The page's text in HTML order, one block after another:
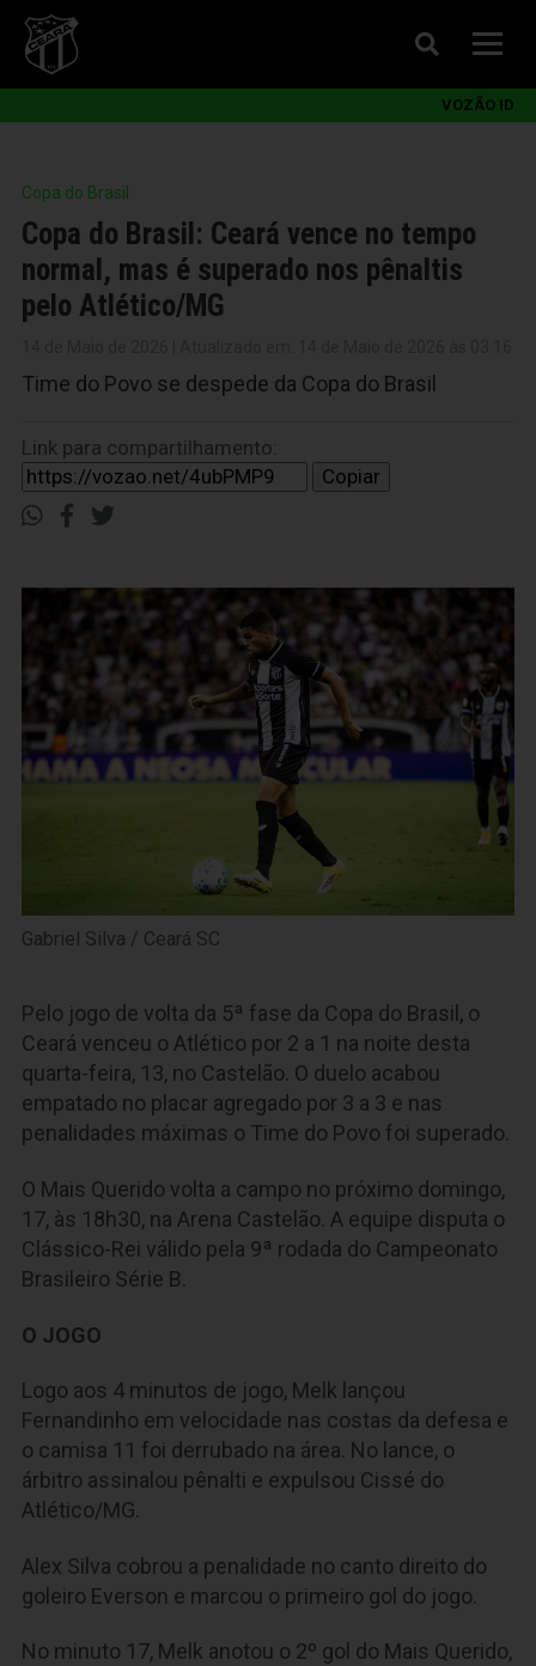
VOZÃO ID
Copa do Brasil
Copa do Brasil: Ceará vence no tempo
normal, mas é superado nos pênaltis
pelo Atlético/MG
Time do Povo se despede da Copa do Brasil
Link para compartilhamento:
Copiar
Gabriel Silva / Ceará SC
Pelo jogo de volta da 5ª fase da Copa do Brasil, o
Ceará venceu o Atlético por 2 a 1 na noite desta
quarta-feira, 13, no Castelão. O duelo acabou
empatado no placar agregado por 3 a 3 e nas
penalidades máximas o Time do Povo foi superado.
O Mais Querido volta a campo no próximo domingo,
17, às 18h30, na Arena Castelão. A equipe disputa o
Clássico-Rei válido pela 9ª rodada do Campeonato
Brasileiro Série B.
O JOGO
Logo aos 4 minutos de jogo, Melk lançou
Fernandinho em velocidade nas costas da defesa e
o camisa 11 foi derrubado na área. No lance, o
árbitro assinalou pênalti e expulsou Cissé do
Atlético/MG.
Alex Silva cobrou a penalidade no canto direito do
goleiro Everson e marcou o primeiro gol do jogo.
No minuto 17, Melk anotou o 2º gol do Mais Querido,